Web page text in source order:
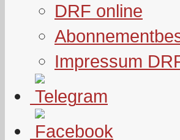
DRF online
Impressum